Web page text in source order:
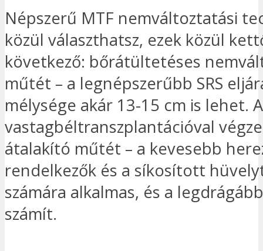
Népszerű MTF nemváltoztatási
közül választhatsz, ezek közül
következő: bőrátültetéses
műtét – a legnépszerűbb SRS
mélysége akár 13-15 cm is lehet.
vastagbéltranszplantációval
átalakító műtét – a kevesebb
rendelkezők és a síkosított
számára alkalmas, és a
számít.